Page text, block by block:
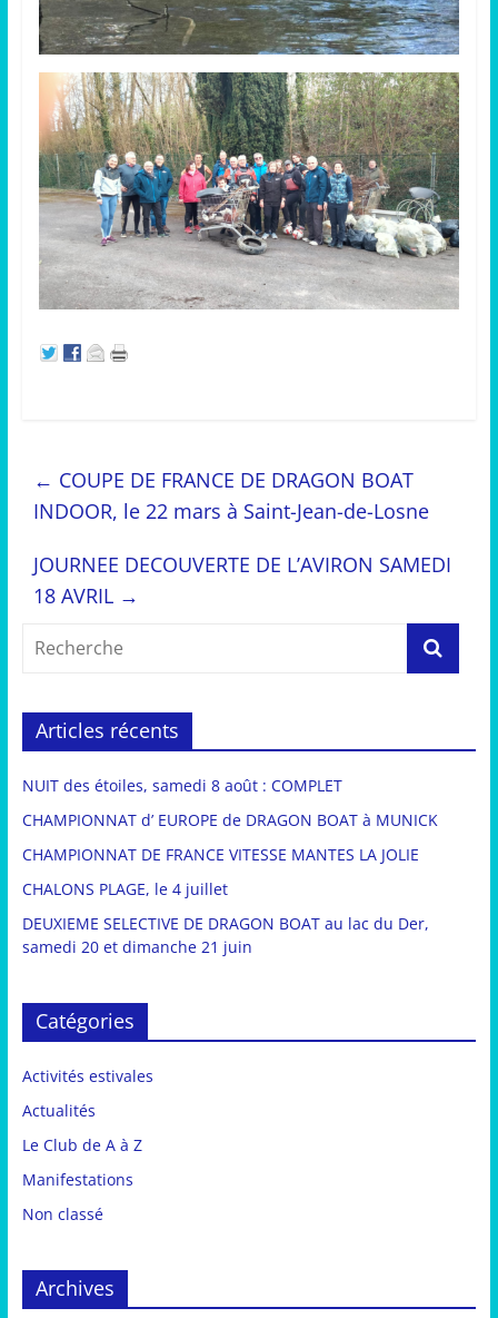
← COUPE DE FRANCE DE DRAGON BOAT
INDOOR, le 22 mars à Saint-Jean-de-Losne
JOURNEE DECOUVERTE DE L’AVIRON SAMEDI
18 AVRIL →
Articles récents
NUIT des étoiles, samedi 8 août : COMPLET
CHAMPIONNAT d’ EUROPE de DRAGON BOAT à MUNICK
CHAMPIONNAT DE FRANCE VITESSE MANTES LA JOLIE
CHALONS PLAGE, le 4 juillet
DEUXIEME SELECTIVE DE DRAGON BOAT au lac du Der,
samedi 20 et dimanche 21 juin
Catégories
Activités estivales
Actualités
Le Club de A à Z
Manifestations
Non classé
Archives